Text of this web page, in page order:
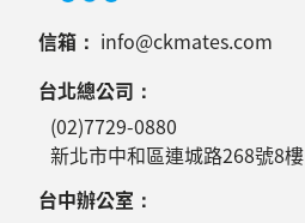
信箱： info@ckmates.com
台北總公司：
(02)7729-0880
新北市中和區連城路268號8樓
台中辦公室：